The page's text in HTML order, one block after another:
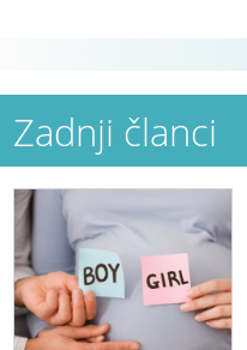
Zadnji članci